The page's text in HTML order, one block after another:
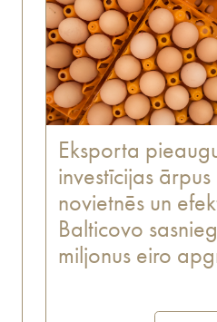
Eksporta
investīcijas ārpus
novietnēs un
Balticovo
miljonus eiro